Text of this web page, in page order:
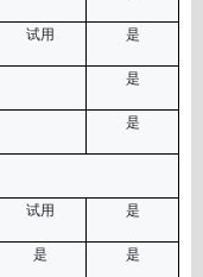
试用 是
是
是
试用 是
是 是